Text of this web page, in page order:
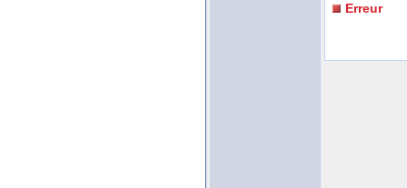
Erreur